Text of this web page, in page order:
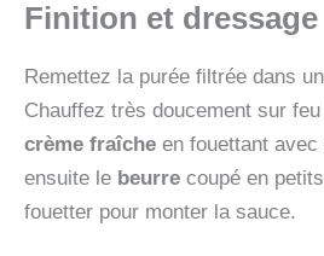
Finition et dressage
Remettez la purée filtrée dans
Chauffez très doucement sur
crème fraîche en fouettant
ensuite le beurre coupé en
fouetter pour monter la sauce.